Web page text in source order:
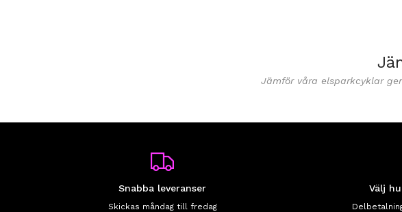
Jämför våra elsparkcyklar
Snabba leveranser
Skickas måndag till fredag
Välj